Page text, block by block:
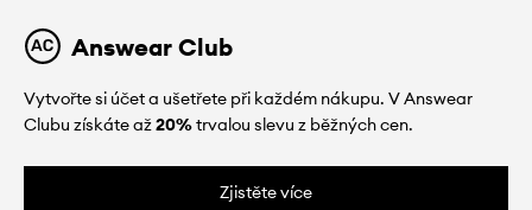
Answear Club
Vytvořte si účet a ušetřete při každém nákupu. V Answear
Clubu získáte až20%trvalou slevu z běžných cen.
Zjistěte více